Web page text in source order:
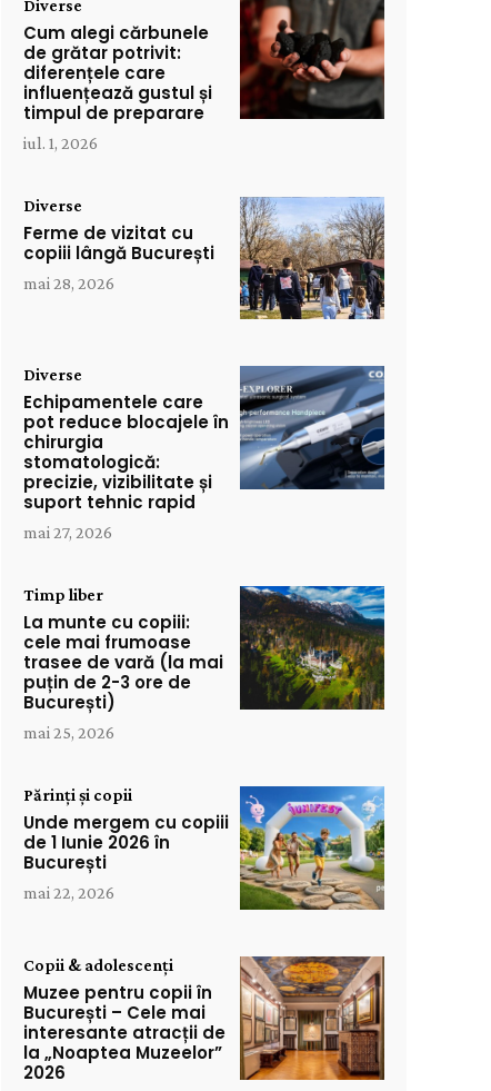
Diverse
Cum alegi cărbunele
de grătar potrivit:
diferențele care
influențează gustul și
timpul de preparare
iul. 1, 2026
Diverse
Ferme de vizitat cu
copiii lângă București
mai 28, 2026
Diverse
Echipamentele care
pot reduce blocajele în
chirurgia
stomatologică:
precizie, vizibilitate și
suport tehnic rapid
mai 27, 2026
Timp liber
La munte cu copiii:
cele mai frumoase
trasee de vară (la mai
puțin de 2-3 ore de
București)
mai 25, 2026
Părinți și copii
Unde mergem cu copiii
de 1 Iunie 2026 în
București
mai 22, 2026
Copii & adolescenți
Muzee pentru copii în
București – Cele mai
interesante atracții de
la „Noaptea Muzeelor”
2026